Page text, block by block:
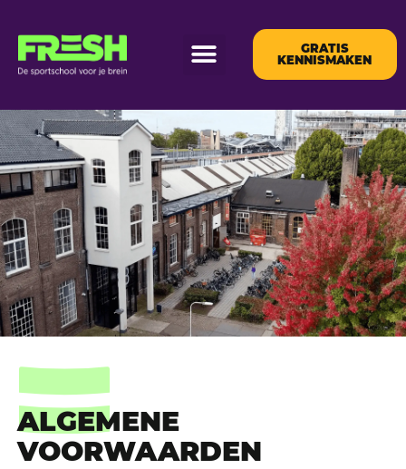
GRATIS
KENNISMAKEN
ALGEMENE
VOORWAARDEN